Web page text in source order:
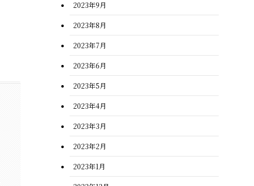
2023年9月
2023年8月
2023年7月
2023年6月
2023年5月
2023年4月
2023年3月
2023年2月
2023年1月